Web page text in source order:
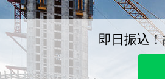
即日振込